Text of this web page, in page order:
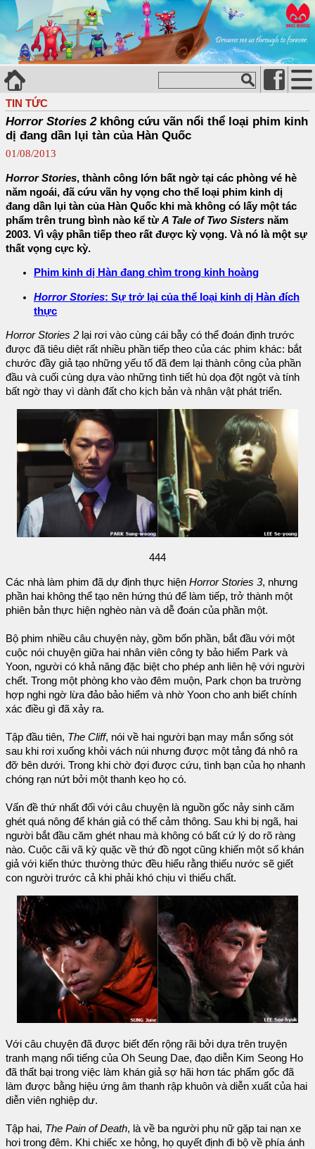
TIN TỨC
Horror Stories 2không cứu vãn nổi thể loại phim kinh
dị đang dần lụi tàn của Hàn Quốc
01/08/2013
Horror Stories, thành công lớn bất ngờ tại các phòng vé hè
năm ngoái, đã cứu vãn hy vọng cho thể loại phim kinh dị
đang dần lụi tàn của Hàn Quốc khi mà không có lấy một tác
phẩm trên trung bình nào kể từ A Tale of Two Sisters năm
2003. Vì vậy phần tiếp theo rất được kỳ vọng. Và nó là một sự
thất vọng cực kỳ.
Phim kinh dị Hàn đang chìm trong kinh hoàng
Horror Stories: Sự trở lại của thể loại kinh dị Hàn đích
thực
Horror Stories 2 lại rơi vào cùng cái bẫy có thể đoán định trước
được đã tiêu diệt rất nhiều phần tiếp theo của các phim khác: bắt
chước đầy giả tạo những yếu tố đã đem lại thành công của phần
đầu và cuối cùng dựa vào những tình tiết hù dọa đột ngột và tính
bất ngờ thay vì dành đất cho kịch bản và nhân vật phát triển.
444
Các nhà làm phim đã dự định thực hiện Horror Stories 3, nhưng
phần hai không thể tạo nên hứng thú để làm tiếp, trở thành một
phiên bản thực hiện nghèo nàn và dễ đoán của phần một.
Bộ phim nhiều câu chuyện này, gồm bốn phần, bắt đầu với một
cuộc nói chuyện giữa hai nhân viên công ty bảo hiểm Park và
Yoon, người có khả năng đặc biệt cho phép anh liên hệ với người
chết. Trong một phòng kho vào đêm muộn, Park chọn ba trường
hợp nghi ngờ lừa đảo bảo hiểm và nhờ Yoon cho anh biết chính
xác điều gì đã xảy ra.
Tập đầu tiên, The Cliff, nói về hai người bạn may mắn sống sót
sau khi rơi xuống khỏi vách núi nhưng được một tảng đá nhô ra
đỡ bên dưới. Trong khi chờ đợi được cứu, tình bạn của họ nhanh
chóng rạn nứt bởi một thanh kẹo họ có.
Vấn đề thứ nhất đối với câu chuyện là nguồn gốc nảy sinh căm
ghét quá nông để khán giả có thể cảm thông. Sau khi bị ngã, hai
người bắt đầu căm ghét nhau mà không có bất cứ lý do rõ ràng
nào. Cuộc cãi vã kỳ quặc về thứ đồ ngọt cũng khiến một số khán
giả với kiến thức thường thức đều hiểu rằng thiếu nước sẽ giết
con người trước cả khi phải khó chịu vì thiếu chất.
Với câu chuyện đã được biết đến rộng rãi bởi dựa trên truyện
tranh mạng nổi tiếng của Oh Seung Dae, đạo diễn Kim Seong Ho
đã thất bại trong việc làm khán giả sợ hãi hơn tác phẩm gốc đã
làm được bằng hiệu ứng âm thanh rập khuôn và diễn xuất của hai
diễn viên nghiệp dư.
Tập hai, The Pain of Death, là về ba người phụ nữ gặp tai nạn xe
hơi trong đêm. Khi chiếc xe hỏng, họ quyết định đi bộ về phía ánh